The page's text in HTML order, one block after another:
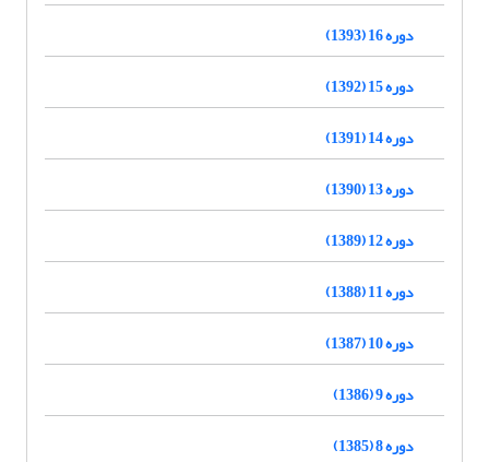
دوره 16 (1393)
دوره 15 (1392)
دوره 14 (1391)
دوره 13 (1390)
دوره 12 (1389)
دوره 11 (1388)
دوره 10 (1387)
دوره 9 (1386)
دوره 8 (1385)